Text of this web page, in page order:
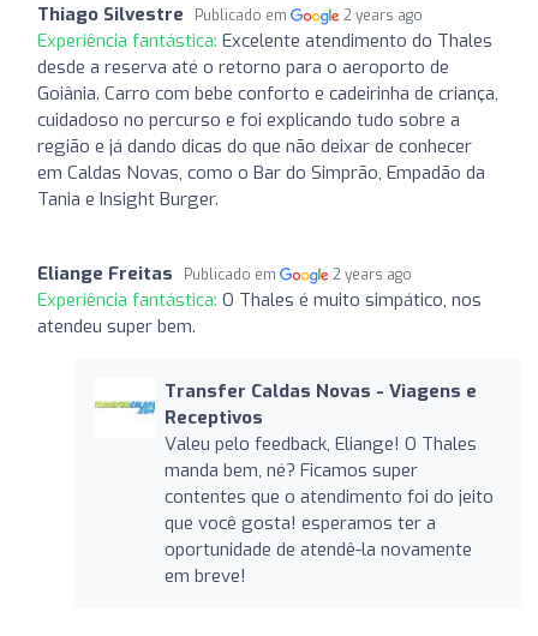
Thiago Silvestre Publicado em 2 years ago
Experiência fantástica: Excelente atendimento do Thales
desde a reserva até o retorno para o aeroporto de
Goiânia. Carro com bebe conforto e cadeirinha de criança,
cuidadoso no percurso e foi explicando tudo sobre a
região e já dando dicas do que não deixar de conhecer
em Caldas Novas, como o Bar do Simprão, Empadão da
Tania e Insight Burger.
Eliange Freitas Publicado em 2 years ago
Experiência fantástica: O Thales é muito simpático, nos
atendeu super bem.
Transfer Caldas Novas - Viagens e
Receptivos
Valeu pelo feedback, Eliange! O Thales
manda bem, né? Ficamos super
contentes que o atendimento foi do jeito
que você gosta! esperamos ter a
oportunidade de atendê-la novamente
em breve!